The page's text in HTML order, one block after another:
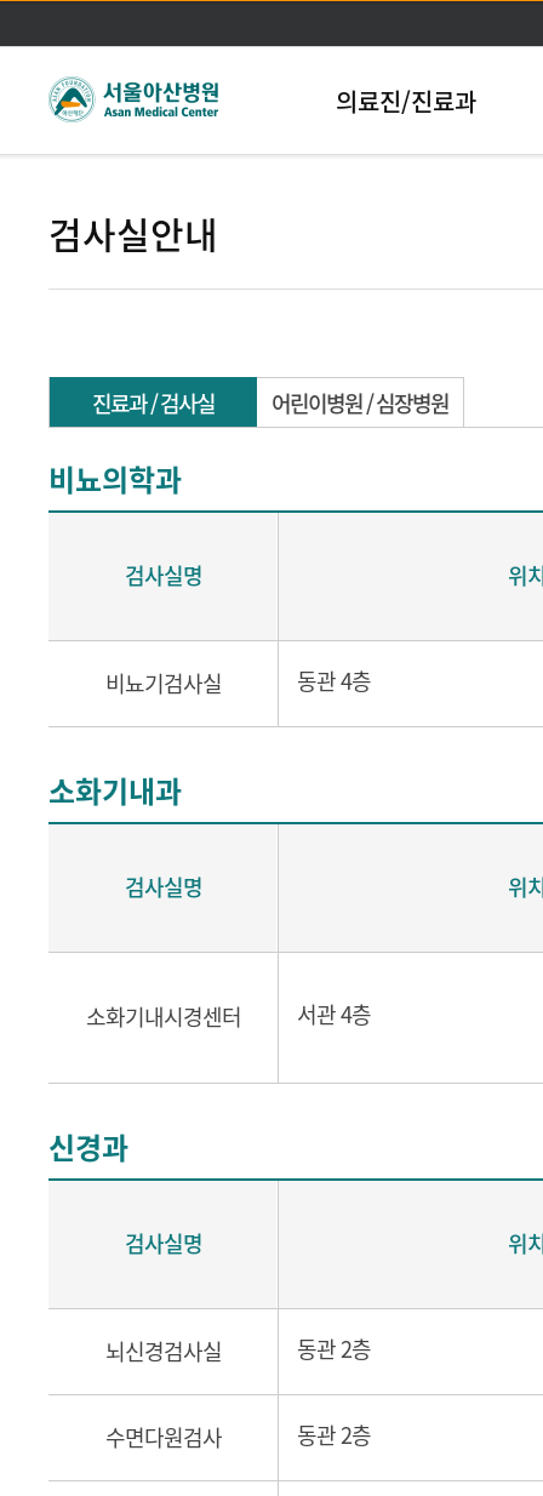
본문바로가기
의료진/진료과
검사실안내
진료과 / 검사실 어린이병원 / 심장병원
비뇨의학과
검사실명 위
비뇨기검사실 동관 4층
소화기내과
검사실명 위
소화기내시경센터 서관 4층
신경과
검사실명 위
뇌신경검사실 동관 2층
수면다원검사 동관 2층